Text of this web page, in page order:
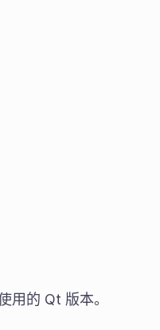
用的 Qt 版本。